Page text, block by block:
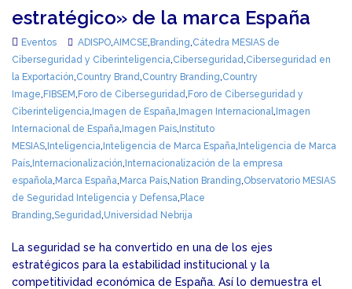
estratégico» de la marca España
Eventos ADISPO,AIMCSE, Branding,Cátedra MESIAS de
Ciberseguridad y Ciberinteligencia,Ciberseguridad,Ciberseguridad en
la Exportación,Country Brand,Country Branding,Country
Image, FIBSEM, Foro de Ciberseguridad, Foro de Ciberseguridad y
Ciberinteligencia, Imagen de España, Imagen Internacional, Imagen
Internacional de España, Imagen País, Instituto
MESIAS, Inteligencia, Inteligencia de Marca España, Inteligencia de Marca
País, Internacionalización, Internacionalización de la empresa
española, Marca España, Marca País, Nation Branding,Observatorio MESIAS
de Seguridad Inteligencia y Defensa, Place
Branding,Seguridad,Universidad Nebrija
La seguridad se ha convertido en una de los ejes
estratégicos para la estabilidad institucional y la
competitividad económica de España. Así lo demuestra el